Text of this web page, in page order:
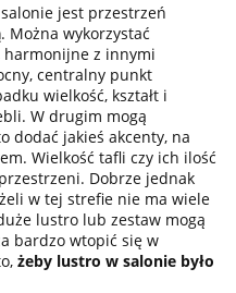
jest przestrzeń
. Można wykorzystać
harmonijne z innymi
centralny punkt
wielkość, kształt i
W drugim mogą
dodać jakieś akcenty, na
Wielkość tafli czy ich ilość
Dobrze jednak
w tej strefie nie ma wiele
lustro lub zestaw mogą
bardzo wtopić się w
żeby lustro w salonie było